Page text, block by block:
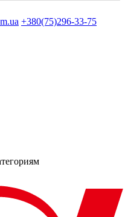
+380(75)296-33-75